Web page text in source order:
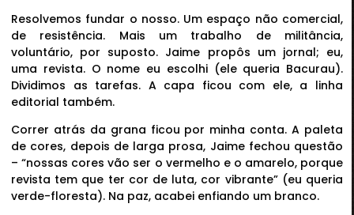
Resolvemos fundar o nosso. Um espaço não comercial,
de resistência. Mais um trabalho de militância,
voluntário, por suposto. Jaime propôs um jornal; eu,
uma revista. O nome eu escolhi (ele queria Bacurau).
Dividimos as tarefas. A capa ficou com ele, a linha
editorial também.
Correr atrás da grana ficou por minha conta. A paleta
de cores, depois de larga prosa, Jaime fechou questão
– “nossas cores vão ser o vermelho e o amarelo, porque
revista tem que ter cor de luta, cor vibrante” (eu queria
verde-floresta). Na paz, acabei enfiando um branco.